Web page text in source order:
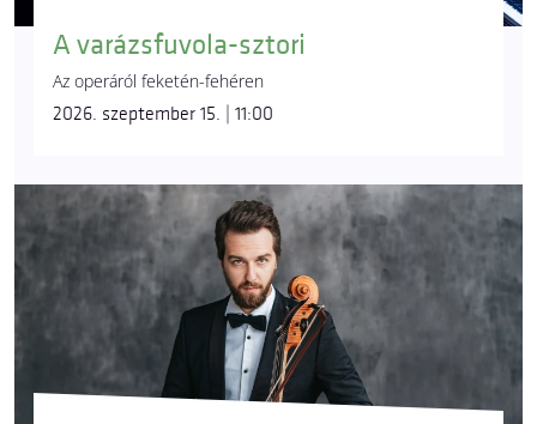
A varázsfuvola-sztori
Az operáról feketén-fehéren
2026. szeptember 15. | 11:00